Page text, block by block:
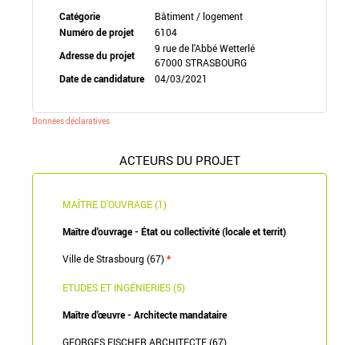
Catégorie
Bâtiment / logement
Numéro de projet
6104
Adresse du projet
9 rue de l'Abbé Wetterlé
67000 STRASBOURG
Date de candidature
04/03/2021
Données déclaratives
ACTEURS DU PROJET
MAÎTRE D'OUVRAGE (1)
Maître d'ouvrage - État ou collectivité (locale et territ)
Ville de Strasbourg (67)*
ETUDES ET INGÉNIERIES (5)
Maître d'œuvre - Architecte mandataire
GEORGES FISCHER ARCHITECTE (67)